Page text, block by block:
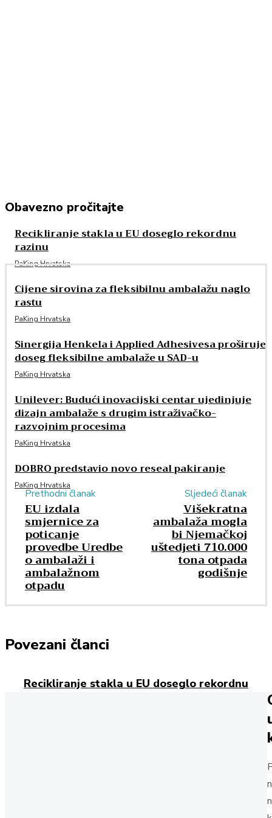
Obavezno pročitajte
Recikliranje stakla u EU doseglo rekordnu
razinu
PaKing Hrvatska
Cijene sirovina za fleksibilnu ambalažu naglo
rastu
PaKing Hrvatska
Sinergija Henkela i Applied Adhesivesa proširuje
doseg fleksibilne ambalaže u SAD-u
PaKing Hrvatska
Unilever: Budući inovacijski centar ujedinjuje
dizajn ambalaže s drugim istraživačko-
razvojnim procesima
PaKing Hrvatska
DOBRO predstavio novo reseal pakiranje
PaKing Hrvatska
Prethodni članak
EU izdala
smjernice za
poticanje
provedbe Uredbe
o ambalaži i
ambalažnom
otpadu
Sljedeći članak
Višekratna
ambalaža mogla
bi Njemačkoj
uštedjeti 710.000
tona otpada
godišnje
Povezani članci
Recikliranje stakla u EU doseglo rekordnu